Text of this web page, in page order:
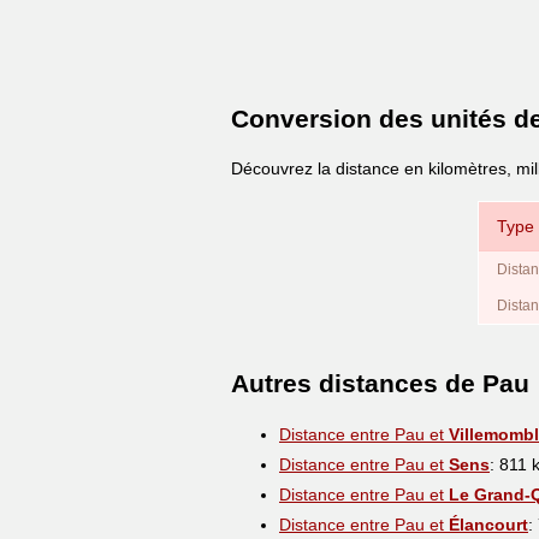
Conversion des unités
Découvrez la distance en kilomètres,
Type
Autres distances de Pau
Distance entre Pau et
Distance entre Pau et Sens: 811
Distance entre Pau et Le Grand-
Distance entre Pau et Élancourt: